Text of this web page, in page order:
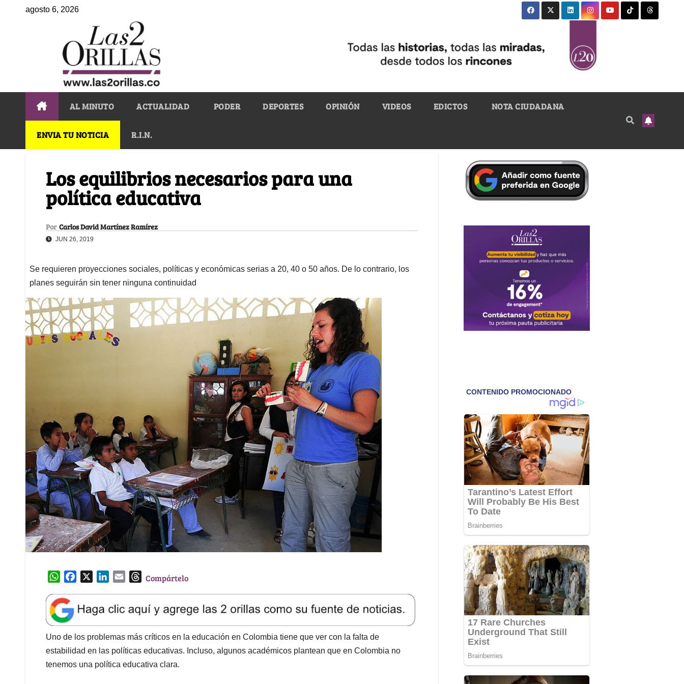
agosto 6, 2026
AL MINUTO ACTUALIDAD PODER DEPORTES OPINIÓN VIDEOS EDICTOS NOTA CIUDADANA
ENVIA TU NOTICIA R.I.N.
Los equilibrios necesarios para una
política educativa
Por Carlos David Martínez Ramírez
JUN 26, 2019
Se requieren proyecciones sociales, políticas y económicas serias a 20, 40 o 50 años. De lo contrario, los
planes seguirán sin tener ninguna continuidad
W
a
t
s
A
p
p
e
b
o
o
k
k
e
d
I
n
l
T
e
a
d
s
Compártelo
Uno de los problemas más críticos en la educación en Colombia tiene que ver con la falta de
estabilidad en las políticas educativas. Incluso, algunos académicos plantean que en Colombia no
tenemos una política educativa clara.